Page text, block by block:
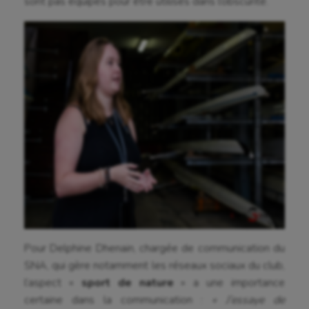
Sport adapté
Sport handicap
Sport santé
Sport-entreprise
Sport-santé
Tir
Tir à l'arc
UNSS
Voile
Pour Delphine Dhenain, chargée de communication du
SNA, qui gère notamment les réseaux sociaux du club,
l’aspect « sport de nature » a une importance
certaine dans la communication :
« J’essaye de